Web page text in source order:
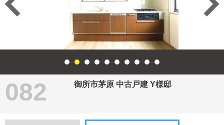
082 御所市茅原 中古戸建 Y様邸